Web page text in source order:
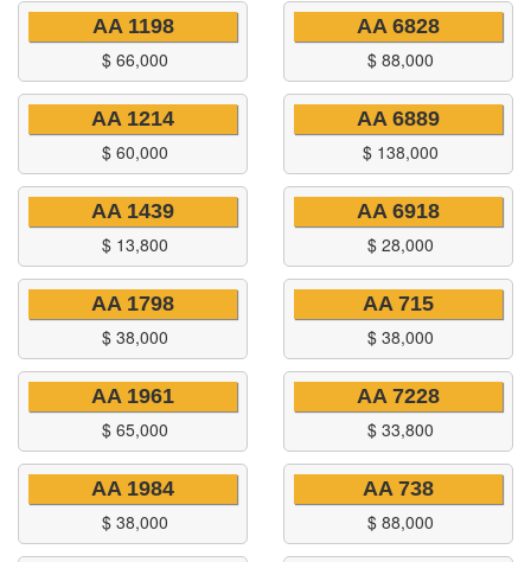
AA 1198
$ 66,000
AA 1214
$ 60,000
AA 1439
$ 13,800
AA 1798
$ 38,000
AA 1961
$ 65,000
AA 1984
$ 38,000
AA 6828
$ 88,000
AA 6889
$ 138,000
AA 6918
$ 28,000
AA 715
$ 38,000
AA 7228
$ 33,800
AA 738
$ 88,000